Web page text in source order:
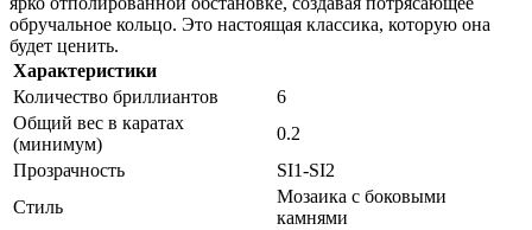
обручальное кольцо. Это настоящая классика, которую она
будет ценить.
Характеристики
Количество бриллиантов
6
Общий вес в каратах
(минимум)
0.2
Прозрачность
SI1-SI2
Стиль
Мозаика с боковыми
камнями